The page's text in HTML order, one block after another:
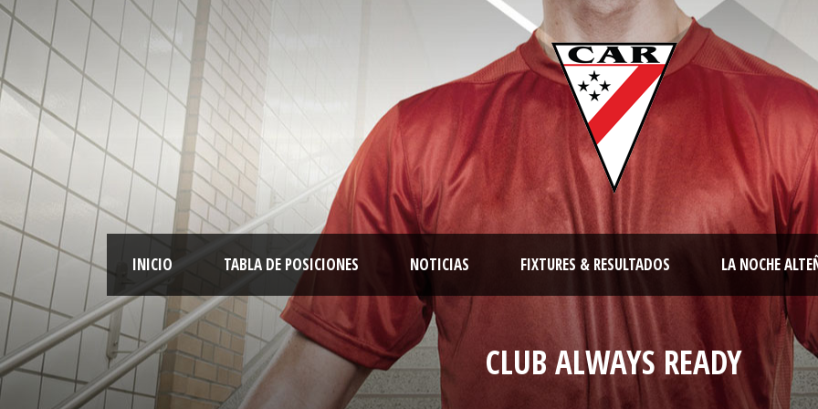
INICIO TABLA DE POSICIONES NOTICIAS FIXTURES & RESULTADOS LA NOCHE
CLUB ALWAYS READY